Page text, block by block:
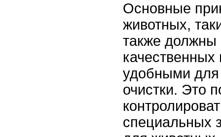
Основные
животных,
также должны
удобными для
очистки. Это
специальных